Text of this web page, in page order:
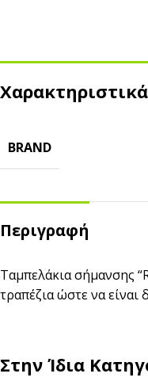
BRAND
Περιγραφή
Ταμπελάκια σήμανσης
τραπέζια ώστε να είναι
Στην Ίδια